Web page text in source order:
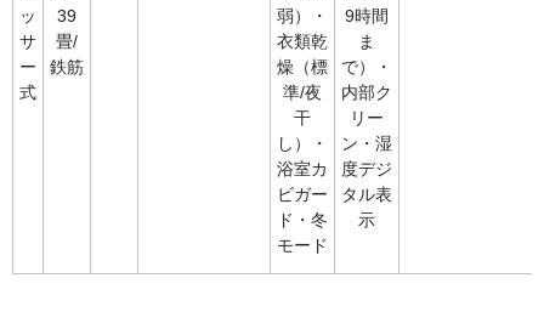
ッ
サ
ー
式
39
畳/
鉄筋
弱）・
衣類乾
燥（標
準/夜
干
し）・
浴室カ
ビガー
ド・冬
モード
9時間
ま
で）・
内部ク
リー
ン・湿
度デジ
タル表
示